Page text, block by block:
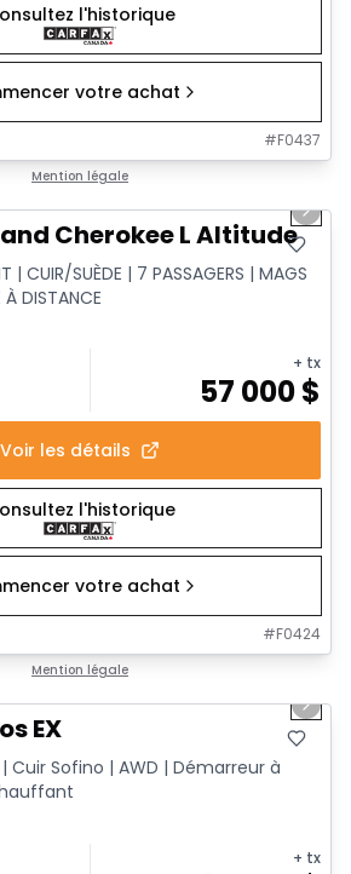
l'historique
votre achat
#F0437
Mention légale
Next
Cherokee L Altitude
| CUIR/SUÈDE | 7 PASSAGERS | MAGS
DISTANCE
+ tx
57 000$
Voir les détails
l'historique
votre achat
#F0424
Mention légale
Next
EX
Cuir Sofino | AWD | Démarreur à
+ tx